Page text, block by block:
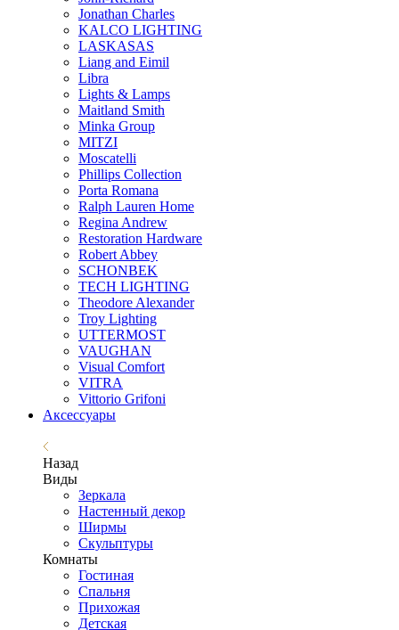
Jonathan Charles
KALCO LIGHTING
LASKASAS
Liang and Eimil
Libra
Lights & Lamps
Maitland Smith
Minka Group
MITZI
Moscatelli
Phillips Collection
Porta Romana
Ralph Lauren Home
Regina Andrew
Restoration Hardware
Robert Abbey
SCHONBEK
TECH LIGHTING
Theodore Alexander
Troy Lighting
UTTERMOST
VAUGHAN
Visual Comfort
VITRA
Vittorio Grifoni
Аксессуары
Назад
Виды
Зеркала
Настенный декор
Ширмы
Скульптуры
Комнаты
Гостиная
Спальня
Прихожая
Детская